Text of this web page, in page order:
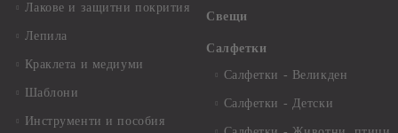
Лакове и защитни покрития
Лепила
Краклета и медиуми
Шаблони
Инструменти и пособия
Свещи
Салфетки
Салфетки - Великден
Салфетки - Детски